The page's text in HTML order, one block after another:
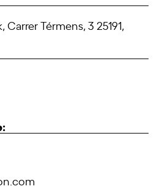
Térmens, 3 25191,